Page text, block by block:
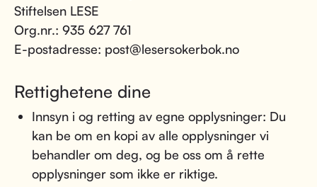
Stiftelsen LESE
Org.nr.: 935 627 761
E-postadresse: post@lesersokerbok.no
Rettighetene dine
Innsyn i og retting av egne opplysninger: Du
kan be om en kopi av alle opplysninger vi
behandler om deg, og be oss om å rette
opplysninger som ikke er riktige.